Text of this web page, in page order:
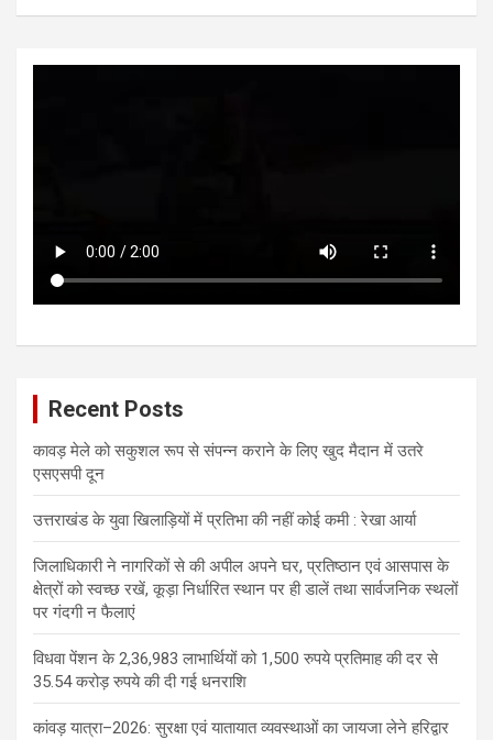
Recent Posts
कावड़ मेले को सकुशल रूप से संपन्न कराने के लिए खुद मैदान में उतरे
एसएसपी दून
उत्तराखंड के युवा खिलाड़ियों में प्रतिभा की नहीं कोई कमी : रेखा आर्या
जिलाधिकारी ने नागरिकों से की अपील अपने घर, प्रतिष्ठान एवं आसपास के
क्षेत्रों को स्वच्छ रखें, कूड़ा निर्धारित स्थान पर ही डालें तथा सार्वजनिक स्थलों
पर गंदगी न फैलाएं
विधवा पेंशन के 2,36,983 लाभार्थियों को 1,500 रुपये प्रतिमाह की दर से
35.54 करोड़ रुपये की दी गई धनराशि
कांवड़ यात्रा–2026: सुरक्षा एवं यातायात व्यवस्थाओं का जायजा लेने हरिद्वार